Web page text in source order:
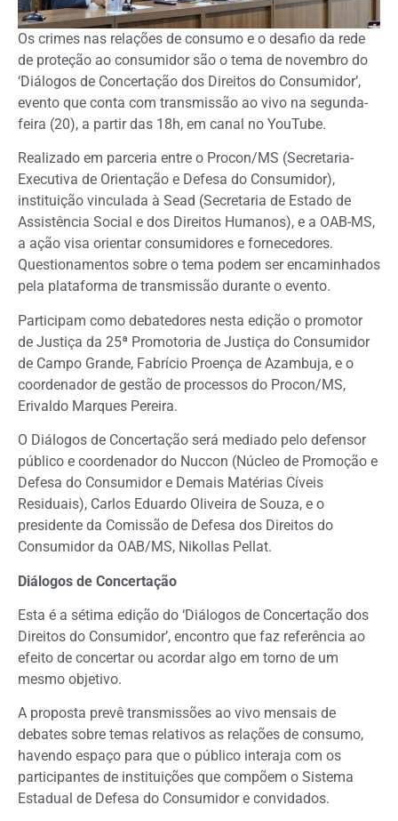
Os crimes nas relações de consumo e o desafio da rede
de proteção ao consumidor são o tema de novembro do
‘Diálogos de Concertação dos Direitos do Consumidor’,
evento que conta com transmissão ao vivo na segunda-
feira (20), a partir das 18h, em canal no YouTube.
Realizado em parceria entre o Procon/MS (Secretaria-
Executiva de Orientação e Defesa do Consumidor),
instituição vinculada à Sead (Secretaria de Estado de
Assistência Social e dos Direitos Humanos), e a OAB-MS,
a ação visa orientar consumidores e fornecedores.
Questionamentos sobre o tema podem ser encaminhados
pela plataforma de transmissão durante o evento.
Participam como debatedores nesta edição o promotor
de Justiça da 25ª Promotoria de Justiça do Consumidor
de Campo Grande, Fabrício Proença de Azambuja, e o
coordenador de gestão de processos do Procon/MS,
Erivaldo Marques Pereira.
O Diálogos de Concertação será mediado pelo defensor
público e coordenador do Nuccon (Núcleo de Promoção e
Defesa do Consumidor e Demais Matérias Cíveis
Residuais), Carlos Eduardo Oliveira de Souza, e o
presidente da Comissão de Defesa dos Direitos do
Consumidor da OAB/MS, Nikollas Pellat.
Diálogos de Concertação
Esta é a sétima edição do ‘Diálogos de Concertação dos
Direitos do Consumidor’, encontro que faz referência ao
efeito de concertar ou acordar algo em torno de um
mesmo objetivo.
A proposta prevê transmissões ao vivo mensais de
debates sobre temas relativos as relações de consumo,
havendo espaço para que o público interaja com os
participantes de instituições que compõem o Sistema
Estadual de Defesa do Consumidor e convidados.